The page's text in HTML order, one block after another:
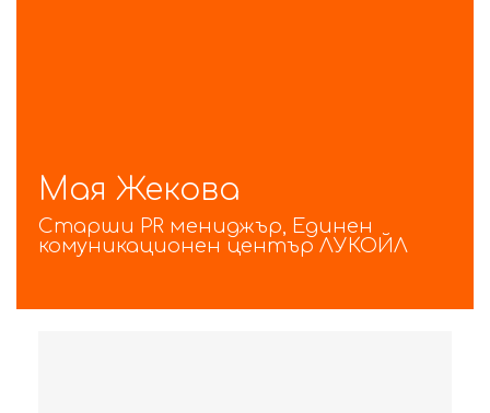
Мая Жекова
Старши PR мениджър, Единен
комуникационен център ЛУКОЙЛ